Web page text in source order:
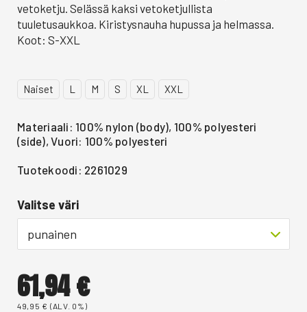
vetoketju. Selässä kaksi vetoketjullista
tuuletusaukkoa. Kiristysnauha hupussa ja helmassa.
Koot: S-XXL
Naiset L M S XL XXL
Materiaali: 100% nylon (body), 100% polyesteri
(side), Vuori: 100% polyesteri
Tuotekoodi: 2261029
Valitse väri
punainen
61,94€
49,95 € (ALV. 0%)